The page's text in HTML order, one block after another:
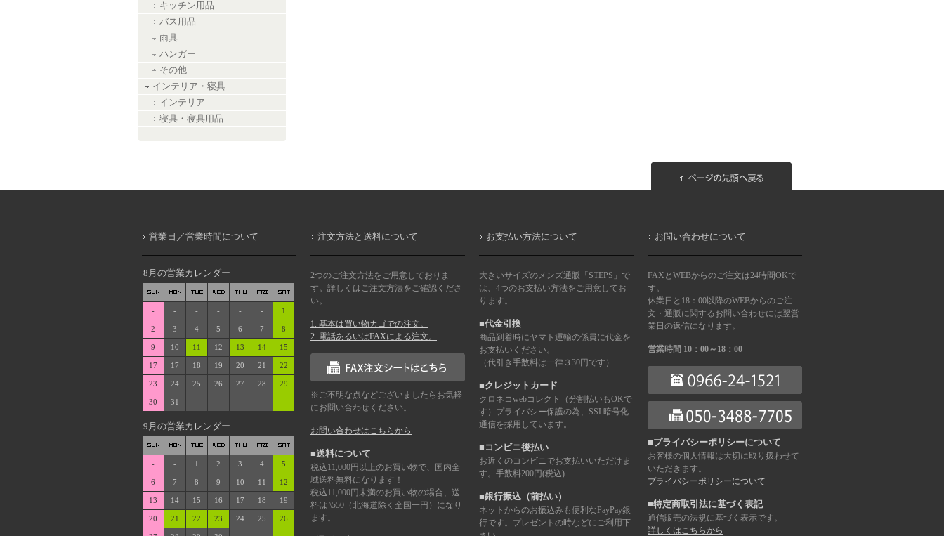
キッチン用品
バス用品
雨具
ハンガー
その他
インテリア・寝具
インテリア
寝具・寝具用品
営業日／営業時間について
8月の営業カレンダー
- - - - - - 1
2 3 4 5 6 7 8
9 10 11 12 13 14 15
17 17 18 19 20 21 22
23 24 25 26 27 28 29
30 31 - - - - -
9月の営業カレンダー
- - 1 2 3 4 5
6 7 8 9 10 11 12
13 14 15 16 17 18 19
20 21 22 23 24 25 26
注文方法と送料について
2つのご注文方法をご用意しておりま
す。詳しくはご注文方法をご確認くださ
い。
1. 基本は買い物カゴでの注文。
2. 電話あるいはFAXによる注文。
※ご不明な点などございましたらお気軽
にお問い合わせください。
お問い合わせはこちらから
■送料について
税込11,000円以上のお買い物で、国内全
域送料無料になります！
税込11,000円未満のお買い物の場合、送
料は \550（北海道除く全国一円）になり
ます。
お支払い方法について
大きいサイズのメンズ通販「STEPS」で
は、4つのお支払い方法をご用意してお
ります。
■代金引換
商品到着時にヤマト運輸の係員に代金を
お支払いください。
（代引き手数料は一律３30円です）
■クレジットカード
クロネコwebコレクト（分割払いもOKで
す）プライバシー保護の為、SSL暗号化
通信を採用しています。
■コンビニ後払い
お近くのコンビニでお支払いいただけま
す。手数料200円(税込)
■銀行振込（前払い）
ネットからのお振込みも便利なPayPay銀
行です。プレゼントの時などにご利用下
お問い合わせについて
FAXとWEBからのご注文は24時間OKで
す。
休業日と18：00以降のWEBからのご注
文・通販に関するお問い合わせには翌営
業日の返信になります。
営業時間 10：00～18：00
■プライバシーポリシーについて
お客様の個人情報は大切に取り扱わせて
いただきます。
プライバシーポリシーについて
■特定商取引法に基づく表記
通信販売の法規に基づく表示です。
詳しくはこちらから